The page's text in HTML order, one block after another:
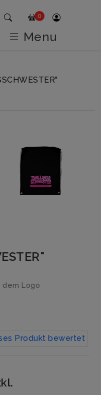
Logo
Produkt bewertet
0
Menu